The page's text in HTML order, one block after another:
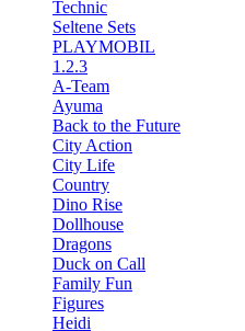
Technic
Seltene Sets
PLAYMOBIL
1.2.3
A-Team
Ayuma
Back to the Future
City Action
City Life
Country
Dino Rise
Dollhouse
Dragons
Duck on Call
Family Fun
Figures
Heidi